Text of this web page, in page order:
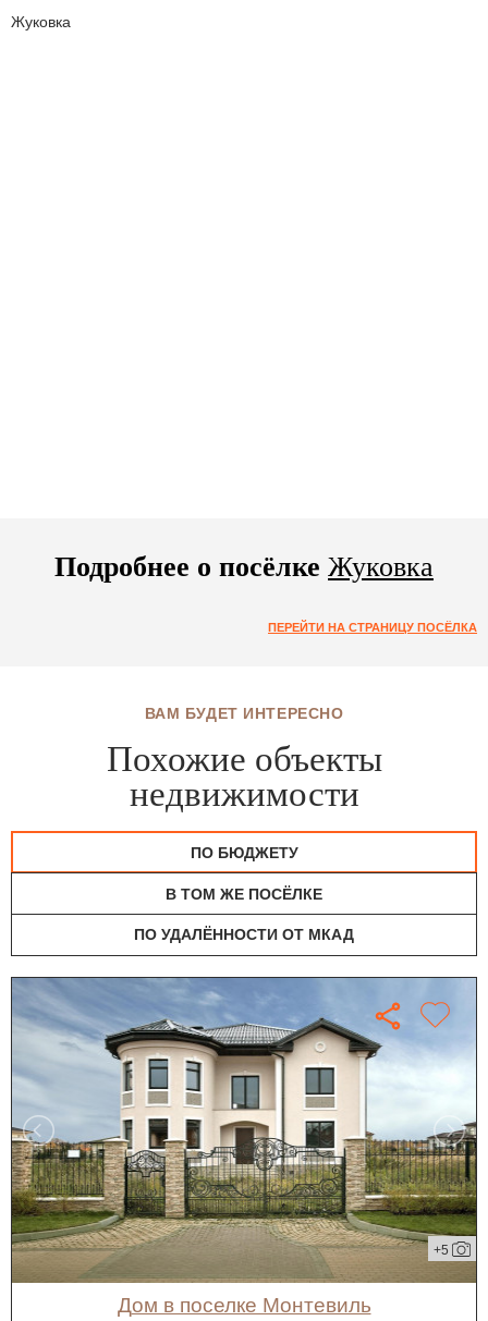
Жуковка
Подробнее о посёлке Жуковка
ПЕРЕЙТИ НА СТРАНИЦУ ПОСЁЛКА
ВАМ БУДЕТ ИНТЕРЕСНО
Похожие объекты
недвижимости
ПО БЮДЖЕТУ
В ТОМ ЖЕ ПОСЁЛКЕ
ПО УДАЛЁННОСТИ ОТ МКАД
+5
дом в поселке Монтевиль